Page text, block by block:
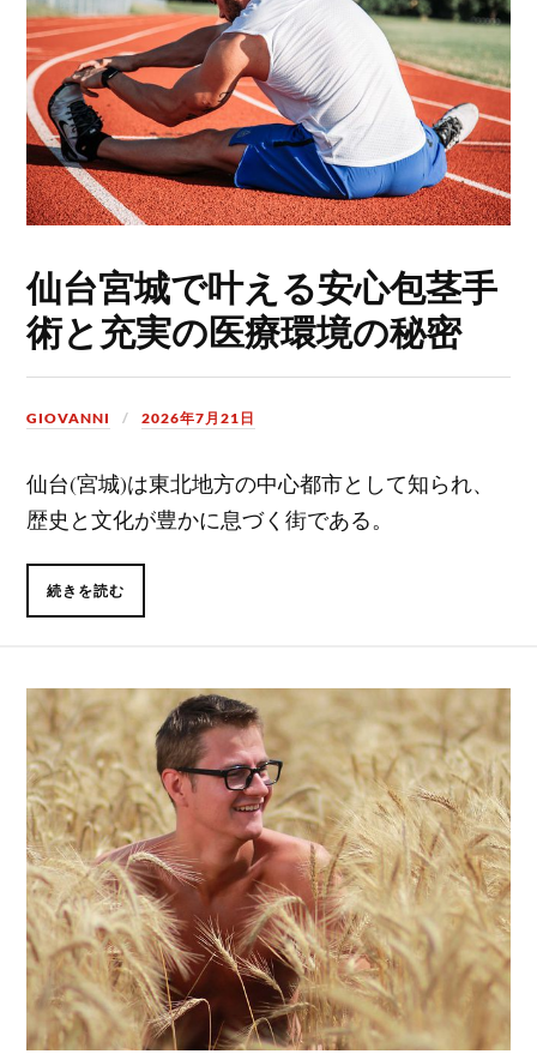
仙台宮城で叶える安心包茎手
術と充実の医療環境の秘密
GIOVANNI 2026年7月21日
仙台(宮城)は東北地方の中心都市として知られ、
歴史と文化が豊かに息づく街である。
続きを読む